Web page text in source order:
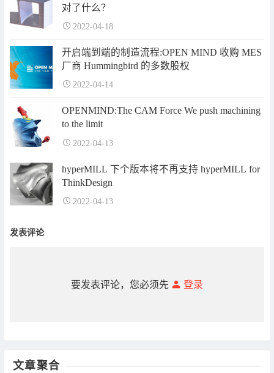
对了什么？
2022-04-18
开启端到端的制造流程:OPEN MIND 收购 MES
厂商 Hummingbird 的多数股权
2022-04-14
OPENMIND:The CAM Force We push machining
to the limit
2022-04-13
hyperMILL 下个版本将不再支持 hyperMILL for
ThinkDesign
2022-04-13
发表评论
要发表评论，您必须先 登录
文章聚合